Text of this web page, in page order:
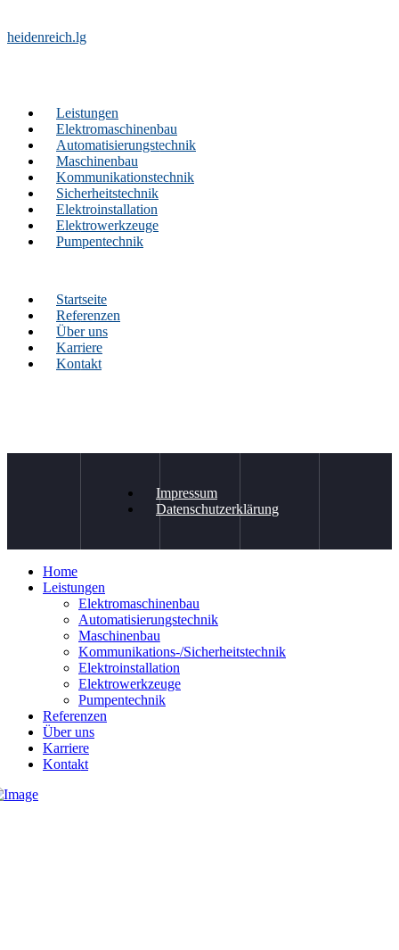
heidenreich.lg
Leistungen
Elektromaschinenbau
Automatisierungstechnik
Maschinenbau
Kommunikationstechnik
Sicherheitstechnik
Elektroinstallation
Elektrowerkzeuge
Pumpentechnik
Startseite
Referenzen
Über uns
Karriere
Kontakt
Impressum
Datenschutzerklärung
Home
Leistungen
Elektromaschinenbau
Automatisierungstechnik
Maschinenbau
Kommunikations-/Sicherheitstechnik
Elektroinstallation
Elektrowerkzeuge
Pumpentechnik
Referenzen
Über uns
Karriere
Kontakt